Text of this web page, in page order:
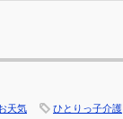
天気 ひとりっ子介護